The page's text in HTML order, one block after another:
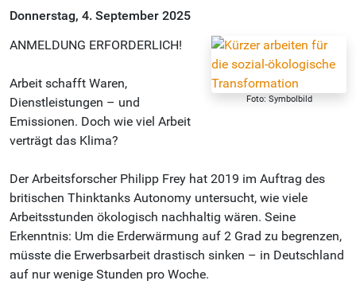
Donnerstag, 4. September 2025
Foto: Symbolbild
ANMELDUNG ERFORDERLICH!
Arbeit schafft Waren,
Dienstleistungen – und
Emissionen. Doch wie viel Arbeit
verträgt das Klima?
Der Arbeitsforscher Philipp Frey hat 2019 im Auftrag des
britischen Thinktanks Autonomy untersucht, wie viele
Arbeitsstunden ökologisch nachhaltig wären. Seine
Erkenntnis: Um die Erderwärmung auf 2 Grad zu begrenzen,
müsste die Erwerbsarbeit drastisch sinken – in Deutschland
auf nur wenige Stunden pro Woche.